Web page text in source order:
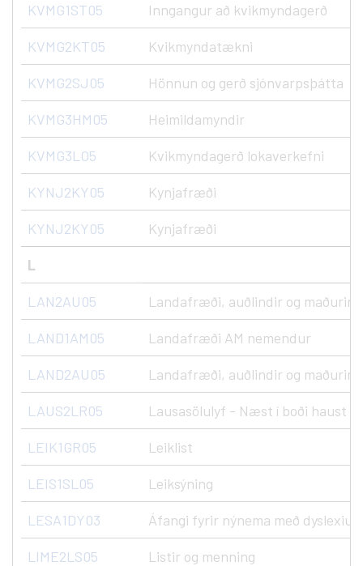
KVMG1ST05 Inngangur að kvikmyndagerð
KVMG2KT05 Kvikmyndatækni
KVMG2SJ05 Hönnun og gerð sjónvarpsþátta
KVMG3HM05 Heimildamyndir
KVMG3LO5 Kvikmyndagerð lokaverkefni
KYNJ2KY05 Kynjafræði
KYNJ2KY05 Kynjafræði
L
LAN2AU05 Landafræði, auðlindir og maðurinn
LAND1AM05 Landafræði AM nemendur
LAND2AU05 Landafræði, auðlindir og maðurinn
LAUS2LR05 Lausasölulyf - Næst í boði haust
LEIK1GR05 Leiklist
LEIS1SL05 Leiksýning
LESA1DY03 Áfangi fyrir nýnema með dyslexiu
LIME2LS05 Listir og menning